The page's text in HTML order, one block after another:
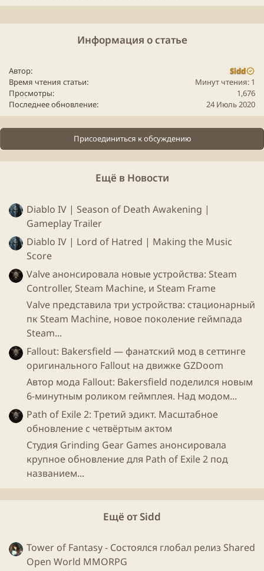
Для просмотра этого контента нам потребуется ваше
согласие на установку сторонних файлов cookie.
странице файлов cookie
Принимать сторонние файлы Cookie
youtube" data-media-key="oVkSZXPklQ4" >
согласие на установку сторонних файлов cookie.
Более подробную информацию можно найти на нашей
странице файлов cookie
Принимать сторонние файлы Cookie
Everwild
youtube" data-media-key="WSWnnQMSPjc" >
Для просмотра этого контента нам потребуется ваше
согласие на установку сторонних файлов cookie.
Более подробную информацию можно найти на нашей
странице файлов cookie.
Принимать сторонние файлы Cookie
Tetris Effect: Connected(наш выбор!)
youtube" data-media-key="CCBpwyS0E1o" >
Для просмотра этого контента нам потребуется ваше
согласие на установку сторонних файлов cookie.
странице файлов cookie.
Принимать сторонние файлы Cookie
Информация о статье
Автор
Sidd
Время чтения статьи
Минут чтения: 1
Просмотры
1,676
Последнее обновление
24 Июль 2020
Присоединиться к обсуждению
Ещё в Новости
Diablo IV | Season of Death Awakening |
Gameplay Trailer
Diablo IV | Lord of Hatred | Making the Music
Score
Valve анонсировала новые устройства: Steam
Controller, Steam Machine, и Steam Frame
Valve представила три устройства: стационарный
пк Steam Machine, новое поколение геймпада
Steam...
Fallout: Bakersfield — фанатский мод в сеттинге
оригинального Fallout на движке GZDoom
Автор мода Fallout: Bakersfield поделился новым
6-минутным роликом геймплея. Над модом...
Path of Exile 2: Третий эдикт. Масштабное
обновление с четвёртым актом
Студия Grinding Gear Games анонсировала
крупное обновление для Path of Exile 2 под
названием...
Ещё от Sidd
Tower of Fantasy - Состоялся глобал релиз Shared
Open World MMORPG